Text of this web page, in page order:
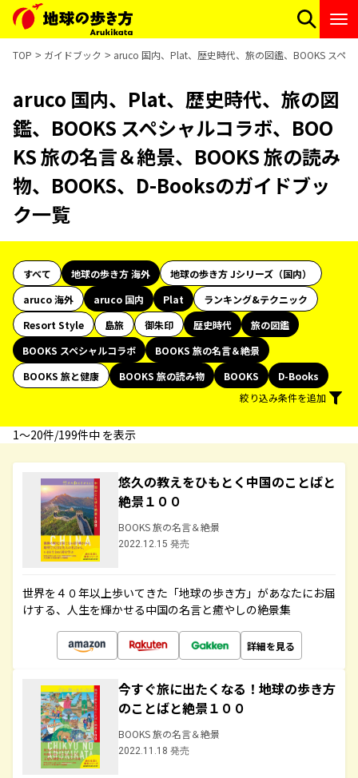
TOP ガイドブック aruco 国内、Plat、歴史時代、旅の図鑑、BOOKS スペ
aruco 国内、Plat、歴史時代、旅の図
鑑、BOOKS スペシャルコラボ、BOO
KS 旅の名言＆絶景、BOOKS 旅の読み
物、BOOKS、D-Booksのガイドブッ
ク一覧
すべて 地球の歩き方 海外
地球の歩き方 Jシリーズ（国内）
aruco 海外
aruco 国内 Plat
ランキング&テクニック
Resort Style
島旅 御朱印 歴史時代
旅の図鑑
BOOKS スペシャルコラボ
BOOKS 旅の名言＆絶景
BOOKS 旅と健康
BOOKS 旅の読み物 BOOKS
D-Books
絞り込み条件を追加
1〜20件/199件中 を表示
悠久の教えをひもとく中国のことばと
絶景１００
BOOKS 旅の名言＆絶景
2022.12.15 発売
世界を４０年以上歩いてきた「地球の歩き方」があなたにお届
けする、人生を輝かせる中国の名言と癒やしの絶景集
詳細を見る
今すぐ旅に出たくなる！地球の歩き方
のことばと絶景１００
BOOKS 旅の名言＆絶景
2022.11.18 発売